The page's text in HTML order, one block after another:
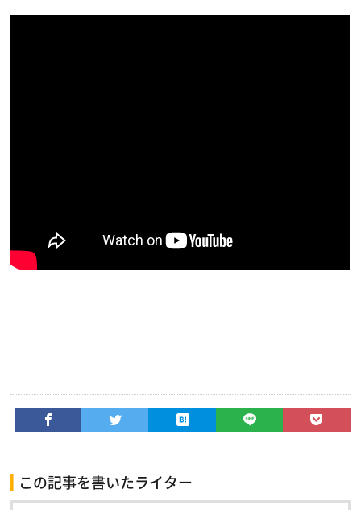
この記事を書いたライター